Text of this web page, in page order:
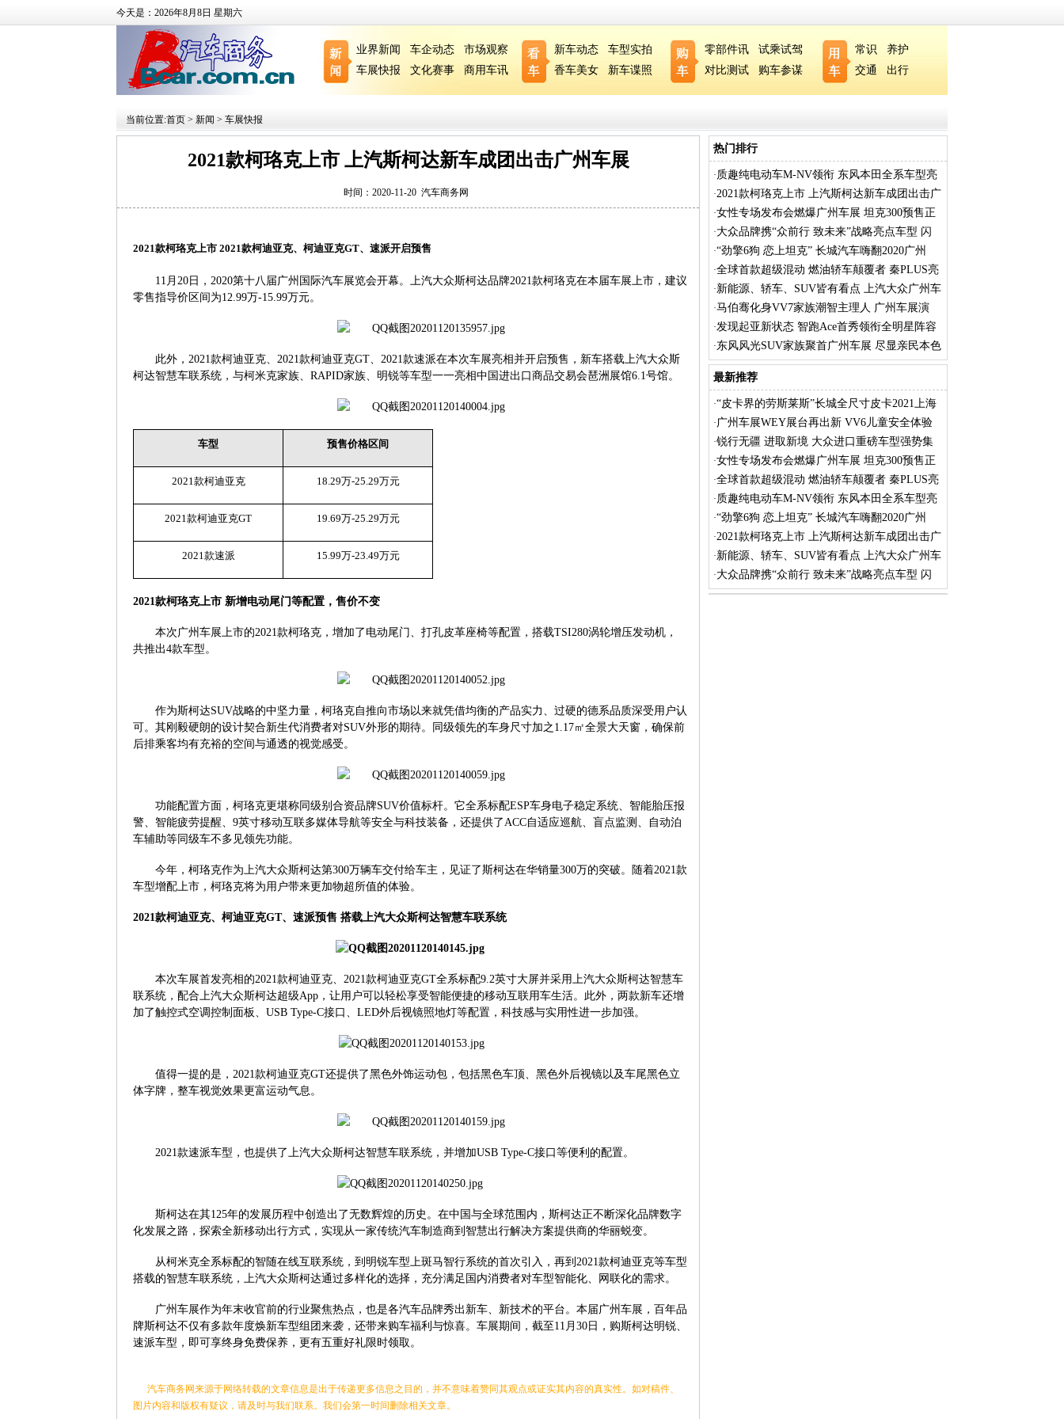
今天是：2026年8月8日 星期六
业界新闻 车企动态
市场观察
车展快报
文化赛事 商用车讯
新车动态
车型实拍
香车美女
新车谍照
零部件讯
试乘试驾
对比测试
购车参谋
常识
养护
交通
出行
当前位置:首页 > 新闻 > 车展快报
2021款柯珞克上市 上汽斯柯达新车成团出击广州车展
时间：2020-11-20 汽车商务网
2021款柯珞克上市 2021款柯迪亚克、柯迪亚克GT、速派开启预售
11 月 20 日， 2020第十八届广州国际汽车展览会开幕。上汽大众斯柯达品牌2021款柯珞克在本届车展上市，建议
零售指导价区间为12.99万-15.99万元。
此外， 2021款柯迪亚克、 2021款柯迪亚克GT、 2021款速派在本次车展亮相并开启预售，新车搭载上汽大众斯
柯达智慧车联系统，与柯米克家族、 RAPID家族、明锐等车型一一亮相中国进出口商品交易会琶洲展馆6.1号馆。
车型 预售价格区间
2021款柯迪亚克 18.29万-25.29万元
2021款柯迪亚克GT 19.69万-25.29万元
2021款速派 15.99万-23.49万元
2021款柯珞克上市 新增电动尾门等配置，售价不变
本次广州车展上市的2021款柯珞克，增加了电动尾门、打孔皮革座椅等配置，搭载TSI280涡轮增压发动机，
共推出4款车型。
作为斯柯达SUV战略的中坚力量，柯珞克自推向市场以来就凭借均衡的产品实力、过硬的德系品质深受用户认
可。其刚毅硬朗的设计契合新生代消费者对SUV外形的期待。同级领先的车身尺寸加之 1.17㎡全景大天窗，确保前
后排乘客均有充裕的空间与通透的视觉感受。
功能配置方面，柯珞克更堪称同级别合资品牌SUV价值标杆。它全系标配ESP车身电子稳定系统、智能胎压报
警、智能疲劳提醒、 9英寸移动互联多媒体导航等安全与科技装备，还提供了ACC自适应巡航、盲点监测、自动泊
车辅助等同级车不多见领先功能。
今年，柯珞克作为上汽大众斯柯达第300万辆车交付给车主，见证了斯柯达在华销量300万的突破。随着2021款
车型增配上市，柯珞克将为用户带来更加物超所值的体验。
2021款柯迪亚克、柯迪亚克GT、速派预售 搭载上汽大众斯柯达智慧车联系统
本次车展首发亮相的2021款柯迪亚克、 2021款柯迪亚克GT全系标配9.2英寸大屏并采用上汽大众斯柯达智慧车
联系统，配合上汽大众斯柯达超级App ，让用户可以轻松享受智能便捷的移动互联用车生活。此外，两款新车还增
加了触控式空调控制面板、 USB Type-C接口、 LED外后视镜照地灯等配置，科技感与实用性进一步加强。
值得一提的是， 2021款柯迪亚克GT还提供了黑色外饰运动包，包括黑色车顶、黑色外后视镜以及车尾黑色立
体字牌，整车视觉效果更富运动气息。
2021款速派车型，也提供了上汽大众斯柯达智慧车联系统，并增加USB Type-C接口等便利的配置。
斯柯达在其125年的发展历程中创造出了无数辉煌的历史。在中国与全球范围内，斯柯达正不断深化品牌数字
化发展之路，探索全新移动出行方式，实现从一家传统汽车制造商到智慧出行解决方案提供商的华丽蜕变。
从柯米克全系标配的智随在线互联系统，到明锐车型上斑马智行系统的首次引入，再到 2021款柯迪亚克等车型
搭载的智慧车联系统，上汽大众斯柯达通过多样化的选择，充分满足国内消费者对车型智能化、网联化的需求。
广州车展作为年末收官前的行业聚焦热点，也是各汽车品牌秀出新车、新技术的平台。本届广州车展，百年品
牌斯柯达不仅有多款年度焕新车型组团来袭，还带来购车福利与惊喜。车展期间，截至 11 月 30 日，购斯柯达明锐、
速派车型，即可享终身免费保养，更有五重好礼限时领取。
汽车商务网来源于网络转载的文章信息是出于传递更多信息之目的，并不意味着赞同其观点或证实其内容的真实性。如对稿件、
图片内容和版权有疑议，请及时与我们联系。我们会第一时间删除相关文章。
热门排行
·质趣纯电动车M-NV领衔 东风本田全系车型亮
相
·2021款柯珞克上市 上汽斯柯达新车成团出击广
·女性专场发布会燃爆广州车展 坦克300预售正
式
·大众品牌携“众前行 致未来”战略亮点车型 闪
·“劲擎6狗 恋上坦克” 长城汽车嗨翻2020广州
·全球首款超级混动 燃油轿车颠覆者 秦PLUS亮
相
·新能源、轿车、SUV皆有看点 上汽大众广州车
展
·马伯骞化身VV7家族潮智主理人 广州车展演
绎“
·发现起亚新状态 智跑Ace首秀领衔全明星阵容
闪
·东风风光SUV家族聚首广州车展 尽显亲民本色
最新推荐
·“皮卡界的劳斯莱斯”长城全尺寸皮卡2021上海
·广州车展WEY展台再出新 VV6儿童安全体验
营引
·锐行无疆 进取新境 大众进口重磅车型强势集
·女性专场发布会燃爆广州车展 坦克300预售正
式
·全球首款超级混动 燃油轿车颠覆者 秦PLUS亮
相
·质趣纯电动车M-NV领衔 东风本田全系车型亮
相
·“劲擎6狗 恋上坦克” 长城汽车嗨翻2020广州
·2021款柯珞克上市 上汽斯柯达新车成团出击广
·新能源、轿车、SUV皆有看点 上汽大众广州车
展
·大众品牌携“众前行 致未来”战略亮点车型 闪